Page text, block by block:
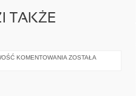
TAKŻE
KOMENTOWANIA SKLEP
ZOSTAŁA